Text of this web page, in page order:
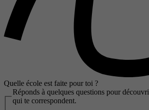
Quelle école est faite pour toi ?
Réponds à quelques questions pour
qui te correspondent.